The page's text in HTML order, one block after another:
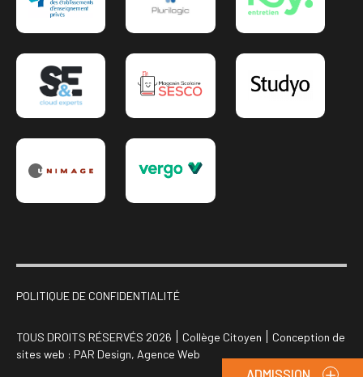
TOUS DROITS RÉSERVÉS 2026 Collège Citoyen
Conception de
sites web : PAR Design, Agence Web
POLITIQUE DE CONFIDENTIALITÉ